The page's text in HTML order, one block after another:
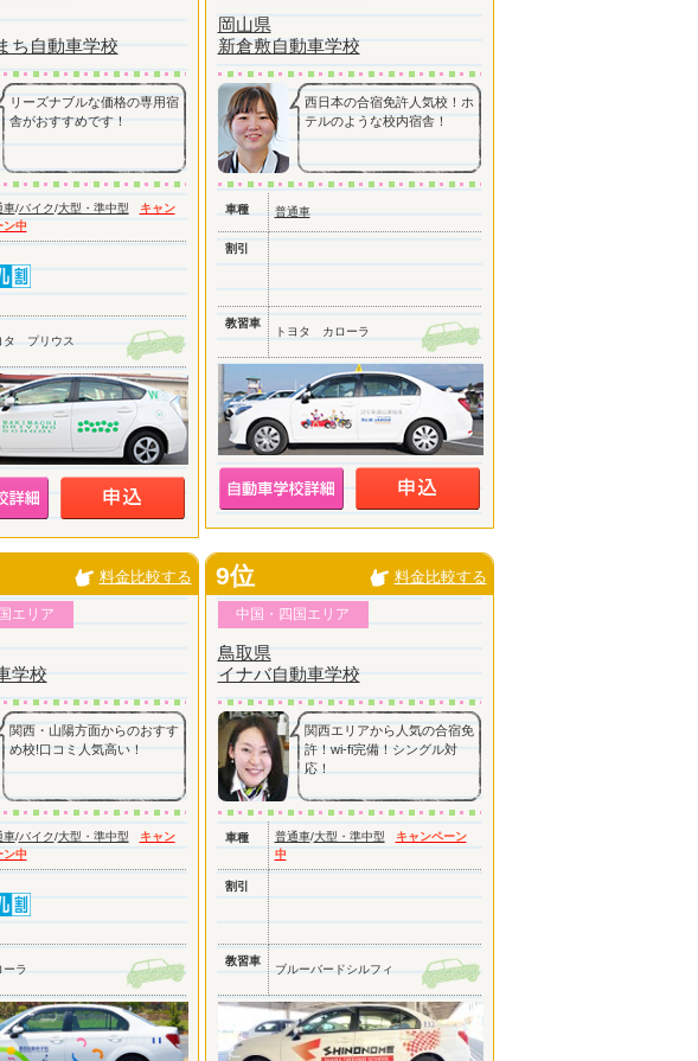
ち自動車学校
リーズナブルな価格の専用宿
舎がおすすめです！
車/バイク/大型・準中型
キャン
ン中
タ プリウス
岡山県
新倉敷自動車学校
西日本の合宿免許人気校！ホ
テルのような校内宿舎！
車種 普通車
割引
教習車
トヨタ カローラ
料金比較する
エリア
学校
関西・山陽方面からのおすす
め校!口コミ人気高い！
車/バイク/大型・準中型
キャン
ン中
ーラ
9位 料金比較する
中国・四国エリア
鳥取県
イナバ自動車学校
関西エリアから人気の合宿免
許！wi-fi完備！シングル対
応！
車種 普通車/大型・準中型
キャンペーン
中
割引
教習車
ブルーバードシルフィ